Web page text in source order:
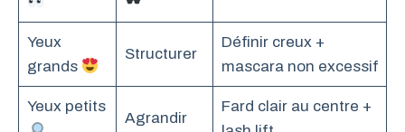
Yeux
grands
Structurer
Définir creux +
mascara non excessif
Yeux petits
Agrandir
Fard clair au centre +